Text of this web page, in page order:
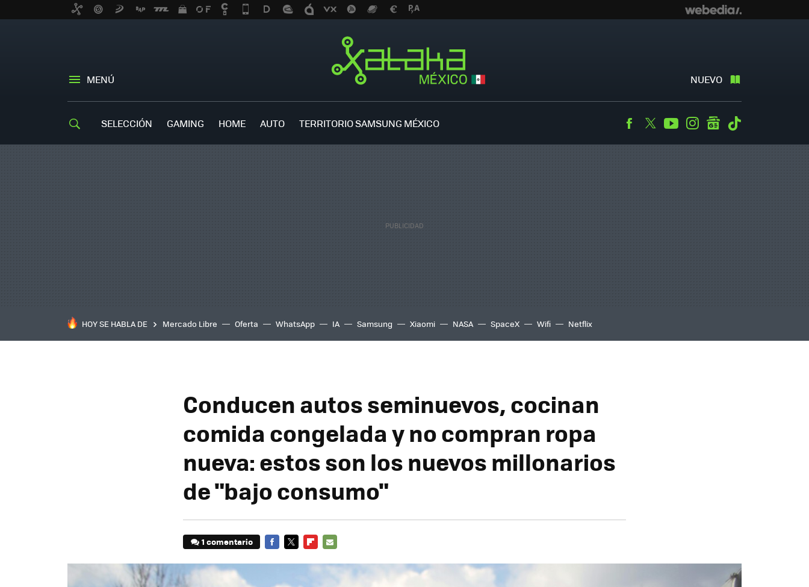
MENÚ NUEVO
SELECCIÓN GAMING HOME AUTO TERRITORIO SAMSUNG MÉXICO Facebook
TwitterYoutubeInstagramgooglenews
HOY SE HABLA DE Mercado Libre Oferta WhatsApp IA Samsung Xiaomi NASA SpaceX Wifi Netflix
Conducen autos seminuevos, cocinan
comida congelada y no compran ropa
nueva: estos son los nuevos millonarios
de "bajo consumo"
1 comentario
MAIL